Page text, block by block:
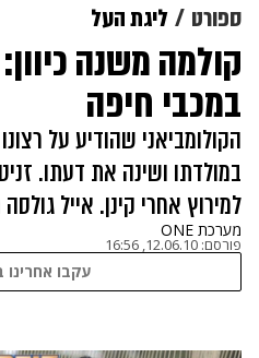
ספורט ליגת העל
קולמה משנה
במכבי חיפה
הקולומביאני שהודיע על
במולדתו ושינה את דעתו.
למירוץ אחרי קינן. אייל
מערכת ONE
פורסם: 12.06.10, 16:56
עקבו אחרינו